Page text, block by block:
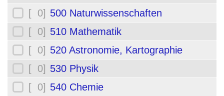
[ 0] 500 Naturwissenschaften
[ 0] 510 Mathematik
[ 0] 520 Astronomie, Kartographie
[ 0] 530 Physik
[ 0] 540 Chemie